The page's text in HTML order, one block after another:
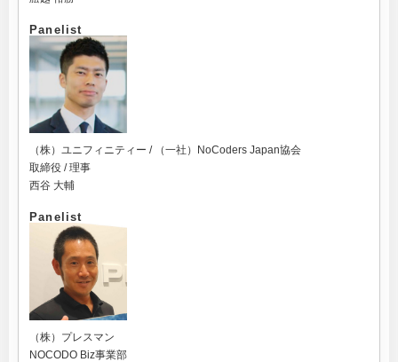
Panelist
（株）ユニフィニティー / （一社）NoCoders Japan協会
取締役 / 理事
西谷 大輔
Panelist
（株）プレスマン
NOCODO Biz事業部